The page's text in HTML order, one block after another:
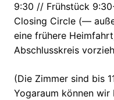
9:30 // Frühstück
Closing Circle (—
eine frühere
Abschlusskreis
(Die Zimmer sind bis
Yogaraum können wir